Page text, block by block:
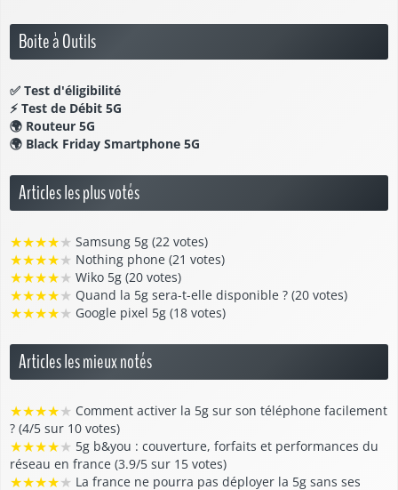
Boite à Outils
✅ Test d'éligibilité
⚡ Test de Débit 5G
🌍 Routeur 5G
🌍 Black Friday Smartphone 5G
Articles les plus votés
★★★★★ Samsung 5g (22 votes)
★★★★★ Nothing phone (21 votes)
★★★★★ Wiko 5g (20 votes)
★★★★★ Quand la 5g sera-t-elle disponible ? (20 votes)
★★★★★ Google pixel 5g (18 votes)
Articles les mieux notés
★★★★★ Comment activer la 5g sur son téléphone facilement
? (4/5 sur 10 votes)
★★★★★ 5g b&you : couverture, forfaits et performances du
réseau en france (3.9/5 sur 15 votes)
★★★★★ La france ne pourra pas déployer la 5g sans ses